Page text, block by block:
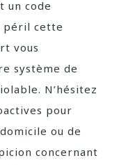
un code
péril cette
vous
système de
N’hésitez
pour
ou de
concernant